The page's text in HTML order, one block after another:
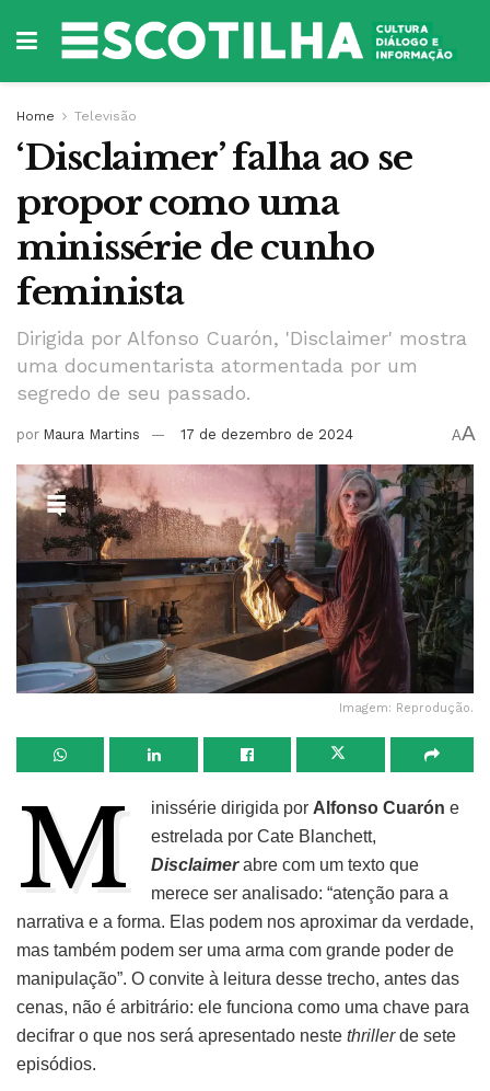
Home Televisão
‘Disclaimer’ falha ao se
propor como uma
minissérie de cunho
feminista
Dirigida por Alfonso Cuarón, 'Disclaimer' mostra
uma documentarista atormentada por um
segredo de seu passado.
por Maura Martins 17 de dezembro de 2024 AA
Imagem: Reprodução.
M inissérie dirigida por Alfonso Cuarón e
estrelada por Cate Blanchett,
Disclaimerabre com um texto que
merece ser analisado: “atenção para a
narrativa e a forma. Elas podem nos aproximar da verdade,
mas também podem ser uma arma com grande poder de
manipulação”. O convite à leitura desse trecho, antes das
cenas, não é arbitrário: ele funciona como uma chave para
decifrar o que nos será apresentado neste thrillerde sete
episódios.